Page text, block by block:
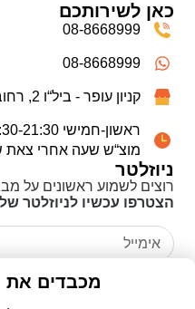
ניוזלטר
רוצים לשמוע ראשונים על
הצטרפו עכשיו לניוזלטר
אני מאשר/ת כי קראתי את
לשימוש בפרטים שמסרתי
כאן לשירותכם
08-8668999
08-8668999
קניון עופר - ביל“ו 2, רחובות
ראשון-חמישי 9:30-21:30 , שישי 9:30-15:00
מוצ“ש שעה אחרי צאת
מכבדים את